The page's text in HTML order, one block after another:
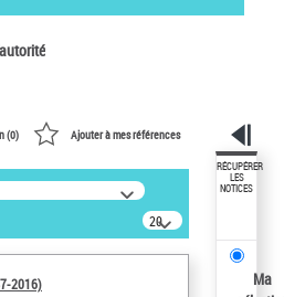
les
2016)
(0) Ajouter à mes références
20
résultats/page
2016)
RÉCUPÉRER
LES
NOTICES
Ma